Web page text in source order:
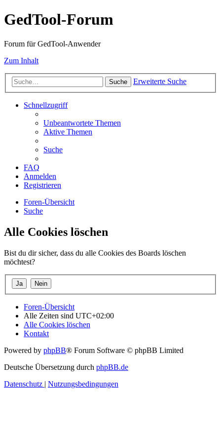
GedTool-Forum
Forum für GedTool-Anwender
Zum Inhalt
Suche Erweiterte Suche
Schnellzugriff
Unbeantwortete Themen
Aktive Themen
Suche
FAQ
Anmelden
Registrieren
Foren-Übersicht
Suche
Alle Cookies löschen
Bist du dir sicher, dass du alle Cookies des Boards löschen
möchtest?
Foren-Übersicht
Alle Zeiten sind UTC+02:00
Alle Cookies löschen
Kontakt
Powered by phpBB® Forum Software © phpBB Limited
Deutsche Übersetzung durch phpBB.de
Datenschutz | Nutzungsbedingungen